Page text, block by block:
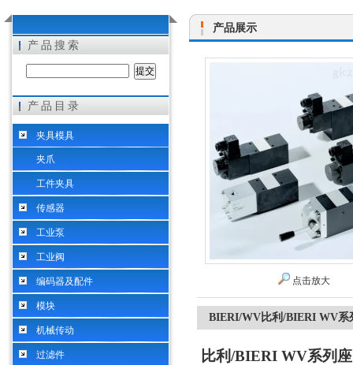
希而科工业控制设备（上海）有限公司
产品搜索
产品目录
夹具模具
夹爪
工件夹具
传感器
工业泵
工业阀
编码器及配件
模块
机械传动
过滤件
产品展示
点击放大
BIERI/WV比利/BIERI WV系
比利/BIERI WV系列